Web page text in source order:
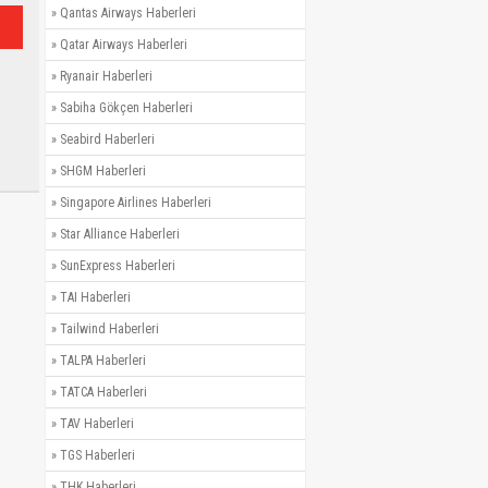
» Qantas Airways Haberleri
» Qatar Airways Haberleri
» Ryanair Haberleri
» Sabiha Gökçen Haberleri
» Seabird Haberleri
» SHGM Haberleri
» Singapore Airlines Haberleri
» Star Alliance Haberleri
» SunExpress Haberleri
» TAI Haberleri
» Tailwind Haberleri
» TALPA Haberleri
» TATCA Haberleri
» TAV Haberleri
» TGS Haberleri